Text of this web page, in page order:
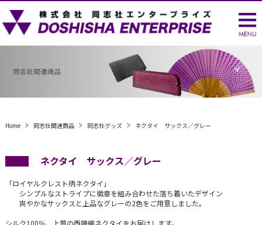
Home 同志社関連商品 同志社グッズ ネクタイ サックス／グレー
ネクタイ サックス／グレー
「ロイヤルクレスト柄ネクタイ」
シンプルなストライプに徽章を組み合わせた落ち着いたデザイン
爽やかなサックスと上品なグレーの2色をご用意しました。